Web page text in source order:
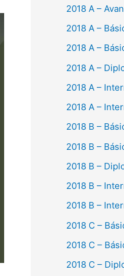
2018 A –
2018 A –
2018 A –
2018 A –
2018 A –
2018 A –
2018 B –
2018 B –
2018 B –
2018 B –
2018 B –
2018 C –
2018 C –
2018 C –